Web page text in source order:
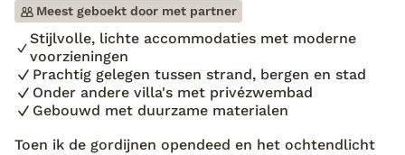
Meest geboekt door met partner
Stijlvolle, lichte accommodaties met moderne
voorzieningen
Prachtig gelegen tussen strand, bergen en stad
Onder andere villa's met privézwembad
Gebouwd met duurzame materialen
Toen ik de gordijnen opendeed en het ochtendlicht